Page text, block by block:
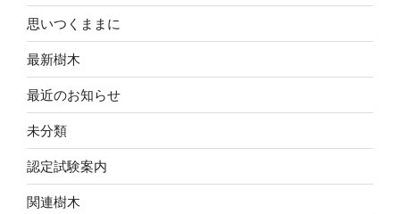
思いつくままに
最新樹木
最近のお知らせ
未分類
認定試験案内
関連樹木